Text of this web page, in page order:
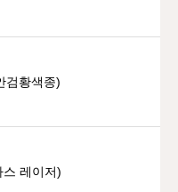
검황색종)
레이저)